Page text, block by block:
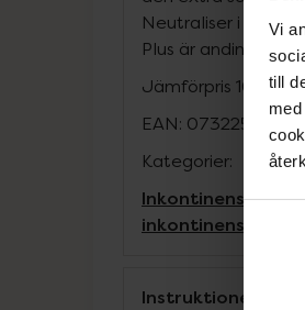
Vi
till
Neutraliser i
Plus är
Jämförpris 16,79 kr/
EAN:
Kategorier:
inkontinensskydd
Instruktioner